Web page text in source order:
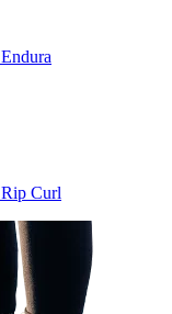
Endura
Rip Curl